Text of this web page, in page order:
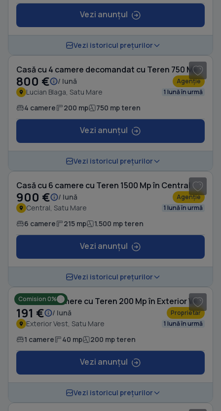
Vezi anunțul
Vezi istoricul prețurilor
Casă cu 4 camere decomandat cu Teren 750 Mp în Lucian Blaga
800 € / lună Agenție
Lucian Blaga, Satu Mare 1 lună în urmă
4 camere 200 mp 750 mp teren
Vezi anunțul
Vezi istoricul prețurilor
Casă cu 6 camere cu Teren 1500 Mp în Central
900 € / lună Agenție
Central, Satu Mare 1 lună în urmă
6 camere 215 mp 1.500 mp teren
Vezi anunțul
Vezi istoricul prețurilor
Comision 0% Casă cu 1 camere cu Teren 200 Mp în Exterior Vest
191 € / lună Proprietar
Exterior Vest, Satu Mare 1 lună în urmă
1 camere 40 mp 200 mp teren
Vezi anunțul
Vezi istoricul prețurilor